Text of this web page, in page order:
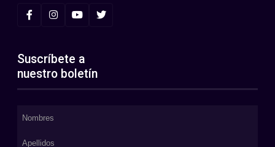
Suscríbete a
nuestro boletín